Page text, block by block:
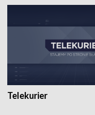
Telekurier